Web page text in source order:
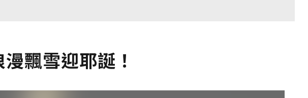
飄雪迎耶誕！